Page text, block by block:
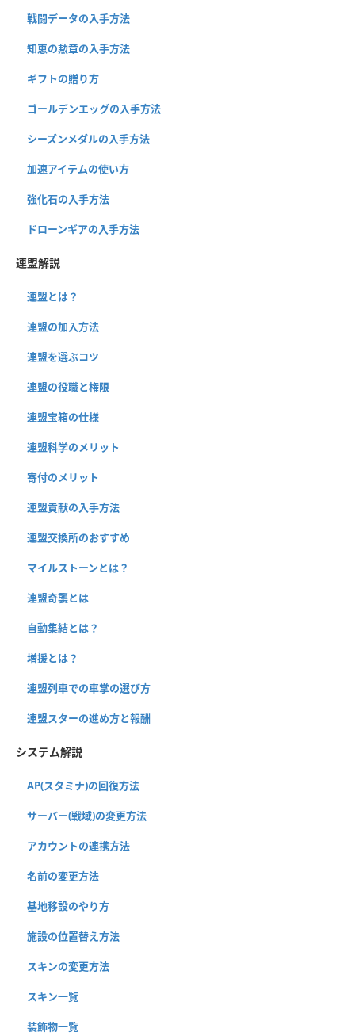
戦闘データの入手方法
知恵の勲章の入手方法
ギフトの贈り方
ゴールデンエッグの入手方法
シーズンメダルの入手方法
加速アイテムの使い方
強化石の入手方法
ドローンギアの入手方法
連盟解説
連盟とは？
連盟の加入方法
連盟を選ぶコツ
連盟の役職と権限
連盟宝箱の仕様
連盟科学のメリット
寄付のメリット
連盟貢献の入手方法
連盟交換所のおすすめ
マイルストーンとは？
連盟奇襲とは
自動集結とは？
増援とは？
連盟列車での車掌の選び方
連盟スターの進め方と報酬
システム解説
AP(スタミナ)の回復方法
サーバー(戦域)の変更方法
アカウントの連携方法
名前の変更方法
基地移設のやり方
施設の位置替え方法
スキンの変更方法
スキン一覧
装飾物一覧